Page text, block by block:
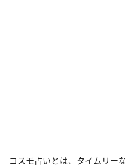
コスモ占いとは、タイムリー